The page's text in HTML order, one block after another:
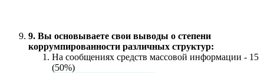
9. Вы основываете свои выводы о степени
коррумпированности различных структур:
На сообщениях средств массовой информации - 15
(50%)